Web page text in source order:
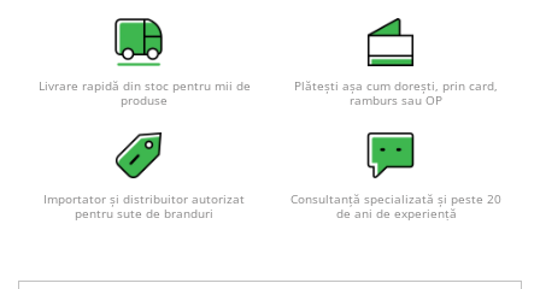
Statii de incarcare vehicule
Statii de incarcare
Cabluri de incarcare vehicule
Prize de incarcare vehicule
electrice
Livrare rapidă din stoc pentru mii de
produse
Plătești așa cum dorești, prin card,
ramburs sau OP
Importator și distribuitor autorizat
pentru sute de branduri
Consultanță specializată și peste 20
de ani de experiență